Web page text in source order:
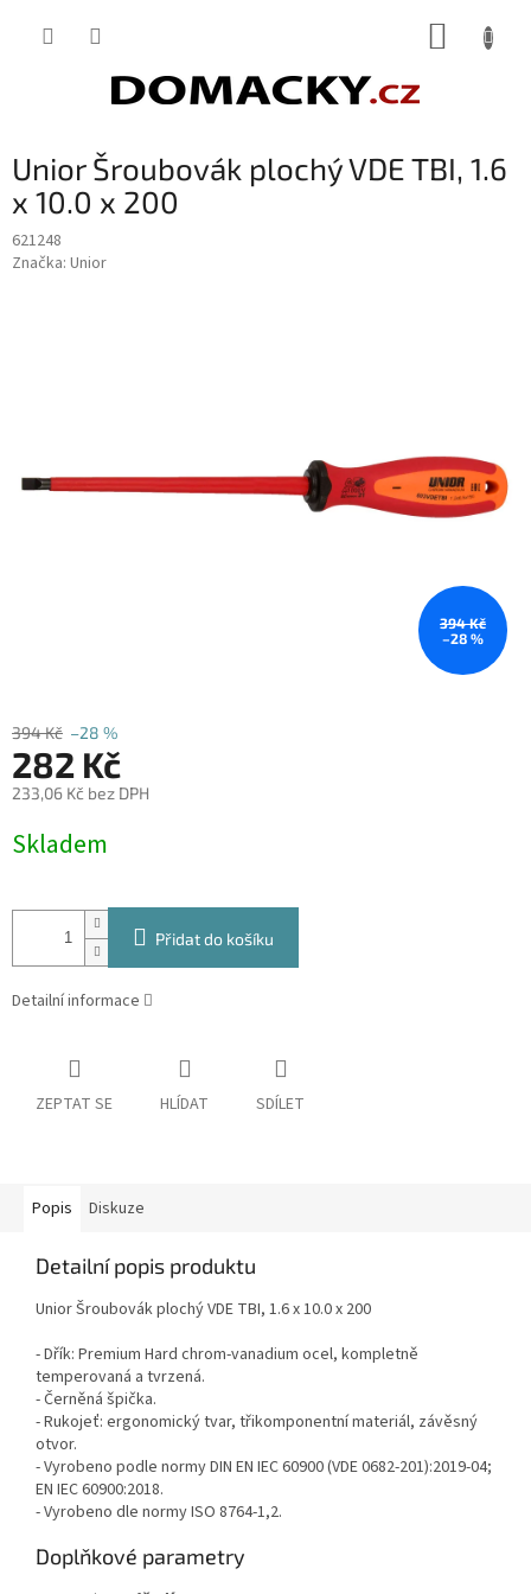
Unior Šroubovák plochý VDE TBI, 1.6
x 10.0 x 200
621248
Značka: Unior
394 Kč
–28 %
394 Kč –28 %
282 Kč
233,06 Kč bez DPH
cena:
Skladem
Přidat do košíku
Detailní informace
ZEPTAT SE HLÍDAT SDÍLET
Popis Diskuze
Detailní popis produktu
Unior Šroubovák plochý VDE TBI, 1.6 x 10.0 x 200
- Dřík: Premium Hard chrom-vanadium ocel, kompletně
temperovaná a tvrzená.
- Černěná špička.
- Rukojeť: ergonomický tvar, třikomponentní materiál, závěsný
otvor.
- Vyrobeno podle normy DIN EN IEC 60900 (VDE 0682-201):2019-04;
EN IEC 60900:2018.
- Vyrobeno dle normy ISO 8764-1,2.
Doplňkové parametry